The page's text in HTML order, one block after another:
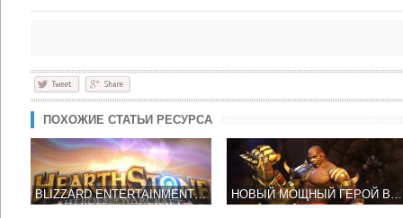
ПОХОЖИЕ СТАТЬИ РЕСУРСА
BLIZZARD ENTERTAINMENT НА BLIZZCON 2017 – НОВЫЕ ГЕРОИ И НОВЫЕ ОТКРЫТИЯ НОВЫЙ МОЩНЫЙ ГЕРОЙ В OVERWATCH - КУЛАК СМЕРТИ!